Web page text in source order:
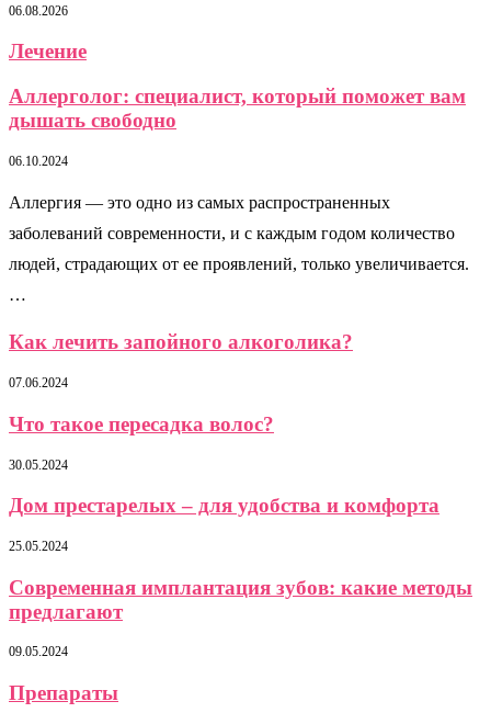
06.08.2026
Лечение
Аллерголог: специалист, который поможет вам
дышать свободно
06.10.2024
Аллергия — это одно из самых распространенных
заболеваний современности, и с каждым годом количество
людей, страдающих от ее проявлений, только увеличивается.
…
Как лечить запойного алкоголика?
07.06.2024
Что такое пересадка волос?
30.05.2024
Дом престарелых – для удобства и комфорта
25.05.2024
Современная имплантация зубов: какие методы
предлагают
09.05.2024
Препараты